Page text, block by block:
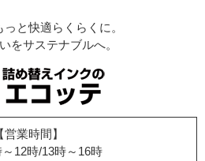
と快適らくらくに。
をサステナブルへ。
【営業時間】
12時/13時～16時